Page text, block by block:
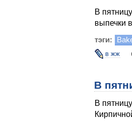
В
выпечки
тэги:
в жж
В
В